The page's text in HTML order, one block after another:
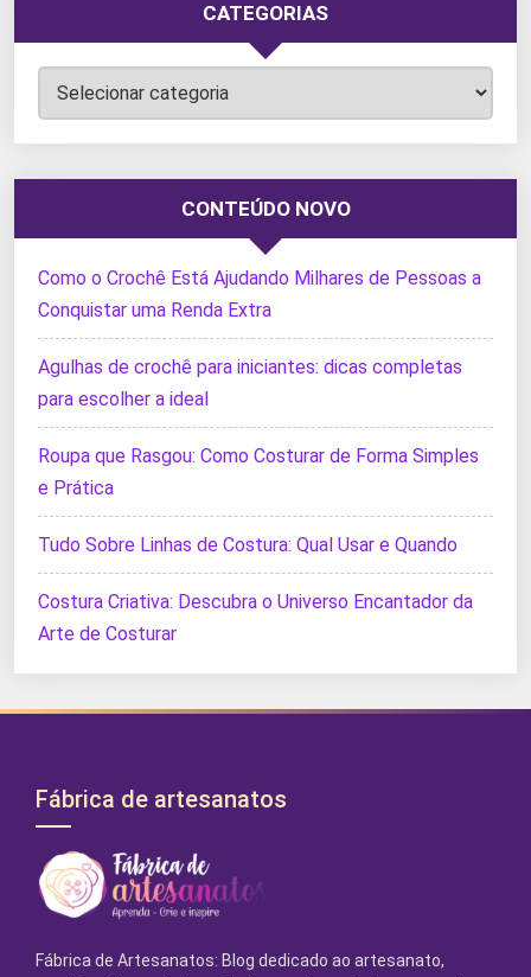
CATEGORIAS
Categorias
CONTEÚDO NOVO
Como o Crochê Está Ajudando Milhares de Pessoas a
Conquistar uma Renda Extra
Agulhas de crochê para iniciantes: dicas completas
para escolher a ideal
Roupa que Rasgou: Como Costurar de Forma Simples
e Prática
Tudo Sobre Linhas de Costura: Qual Usar e Quando
Costura Criativa: Descubra o Universo Encantador da
Arte de Costurar
Fábrica de artesanatos
Fábrica de Artesanatos: Blog dedicado ao artesanato,